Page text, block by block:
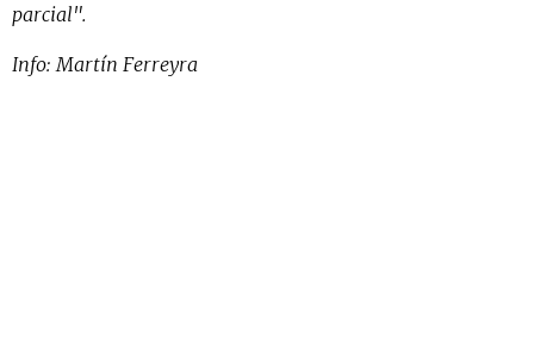
parcial".
Info: Martín Ferreyra